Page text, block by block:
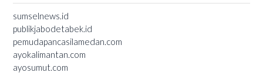
sumselnews.id
publikjabodetabek.id
pemudapancasilamedan.com
ayokalimantan.com
ayosumut.com